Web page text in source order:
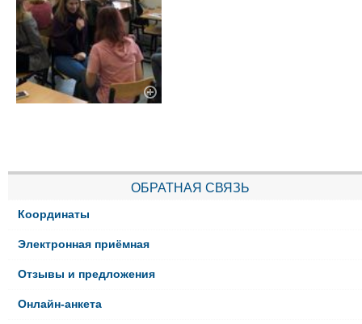
ОБРАТНАЯ СВЯЗЬ
Координаты
Электронная приёмная
Отзывы и предложения
Онлайн-анкета